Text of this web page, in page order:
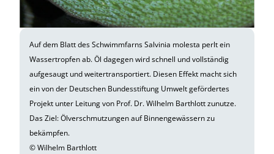
Auf dem Blatt des Schwimmfarns Salvinia molesta perlt ein
Wassertropfen ab. Öl dagegen wird schnell und vollständig
aufgesaugt und weitertransportiert. Diesen Effekt macht sich
ein von der Deutschen Bundesstiftung Umwelt gefördertes
Projekt unter Leitung von Prof. Dr. Wilhelm Barthlott zunutze.
Das Ziel: Ölverschmutzungen auf Binnengewässern zu
bekämpfen.
© Wilhelm Barthlott